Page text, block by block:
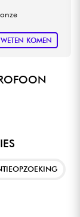
WETEN KOMEN